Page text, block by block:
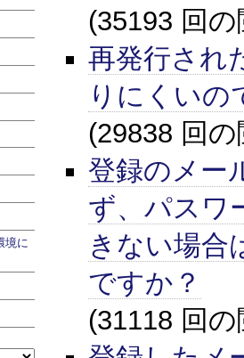
境に
(35193 回
再発行され
りにくいの
(29838 回
登録のメー
ず、パスワ
きない場合
ですか？
(31118 回